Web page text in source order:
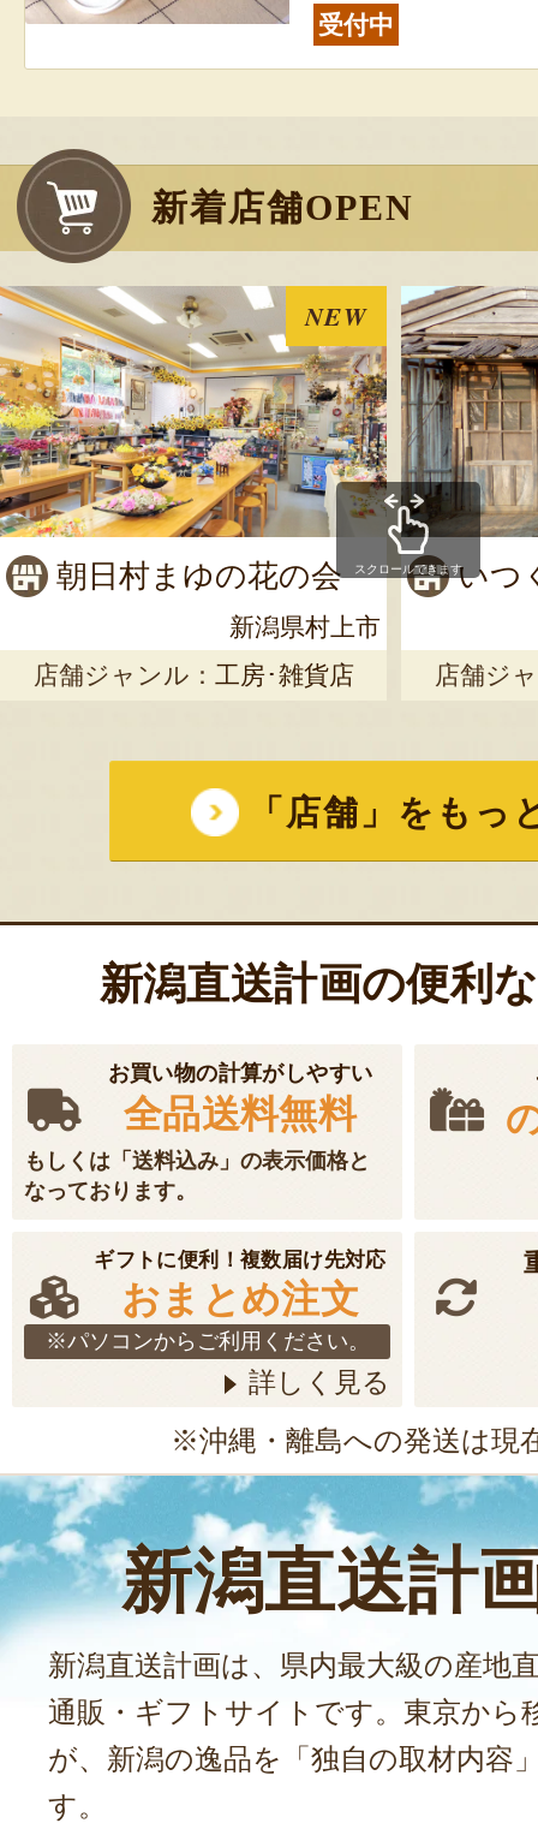
受付中
新着店舗OPEN
NEW
朝日村まゆの花の会
新潟県村上市
店舗ジャンル： 工房･雑貨店
いつ
店舗ジ
スクロールできます
「店舗」をもっ
新潟直送計画の便利
お買い物の計算がしやすい
全品送料無料
もしくは「送料込み」の表示価格と
なっております。
ギフトに便利！複数届け先対応
おまとめ注文
※パソコンからご利用ください。
詳しく見る
※沖縄・離島への発送は現
新潟直送計
新潟直送計画は、県内最大級の産地
通販・ギフトサイトです。東京から
が、新潟の逸品を「独自の取材内容
す。